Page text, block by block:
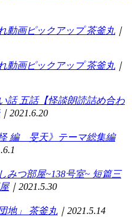
動画ピックアップ 茶釜丸 ｜
動画ピックアップ 茶釜丸 ｜
話 五話【怪談朗読詰め合わ
｜2021.6.20
編 旻天》テーマ総集編
みつ部屋~138号室~ 短篇三
｜2021.5.30
地」 茶釜丸 ｜2021.5.14